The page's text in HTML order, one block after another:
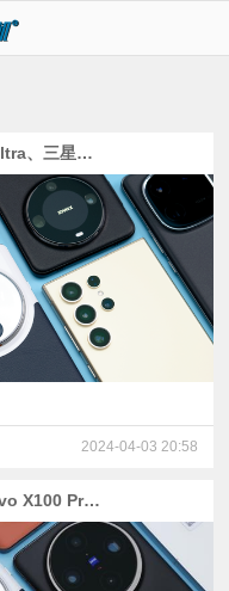
机皇对决，小米14 Ultra、Find X7 Ultra、三星S24 Ultra、vivo X100 Pro拍照对比
2024-04-03 20:58
角度刁钻，OPPO Find X7 Ultra、vivo X100 Pro、小米13U和三星S23U取景框与高像素模式对比